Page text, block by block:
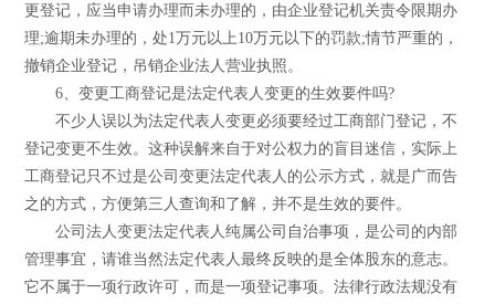
更登记，应当申请办理而未办理的，由企业登记机关责令限期办
理;逾期未办理的，处1万元以上10万元以下的罚款;情节严重的，
撤销企业登记，吊销企业法人营业执照。
6、变更工商登记是法定代表人变更的生效要件吗?
不少人误以为法定代表人变更必须要经过工商部门登记，不
登记变更不生效。这种误解来自于对公权力的盲目迷信，实际上
工商登记只不过是公司变更法定代表人的公示方式，就是广而告
之的方式，方便第三人查询和了解，并不是生效的要件。
公司法人变更法定代表人纯属公司自治事项，是公司的内部
管理事宜，请谁当然法定代表人最终反映的是全体股东的意志。
它不属于一项行政许可，而是一项登记事项。法律行政法规没有